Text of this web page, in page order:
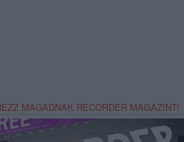
MAGADNAK RECORDER MAGAZINT!